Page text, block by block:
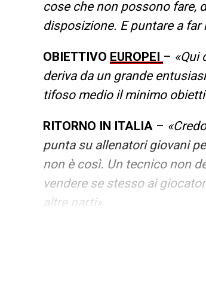
cose che non possono fare,
disposizione. E puntare a
OBIETTIVO EUROPEI – «Qui
deriva da un grande
tifoso medio il minimo
RITORNO IN ITALIA –
punta su allenatori giovani
non è così. Un tecnico non
vendere se stesso ai
altre parti».
«In Italia ci